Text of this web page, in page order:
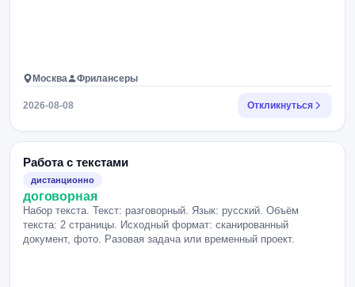
Москва Фрилансеры
2026-08-08 Откликнуться
Работа с текстами
дистанционно
договорная
Набор текста. Текст: разговорный. Язык: русский. Объём
текста: 2 страницы. Исходный формат: сканированный
документ, фото. Разовая задача или временный проект.